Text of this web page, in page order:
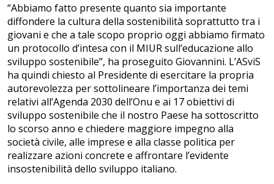
“Abbiamo fatto presente quanto sia importante
diffondere la cultura della sostenibilità soprattutto tra i
giovani e che a tale scopo proprio oggi abbiamo firmato
un protocollo d’intesa con il MIUR sull’educazione allo
sviluppo sostenibile”, ha proseguito Giovannini. L’ASviS
ha quindi chiesto al Presidente di esercitare la propria
autorevolezza per sottolineare l’importanza dei temi
relativi all’Agenda 2030 dell’Onu e ai 17 obiettivi di
sviluppo sostenibile che il nostro Paese ha sottoscritto
lo scorso anno e chiedere maggiore impegno alla
società civile, alle imprese e alla classe politica per
realizzare azioni concrete e affrontare l’evidente
insostenibilità dello sviluppo italiano.